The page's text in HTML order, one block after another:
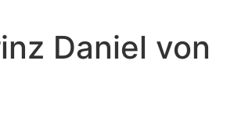
Daniel von